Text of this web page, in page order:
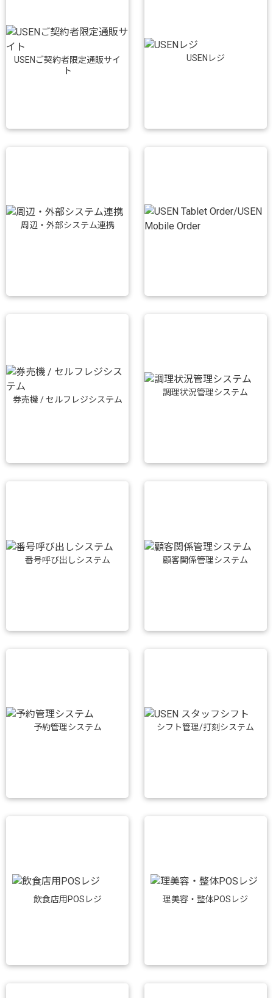
USENご契約者限定通販サイ
ト
USENレジ
周辺・外部システム連携
券売機 / セルフレジシステム
調理状況管理システム
番号呼び出しシステム 顧客関係管理システム
予約管理システム シフト管理/打刻システム
飲食店用POSレジ 理美容・整体POSレジ